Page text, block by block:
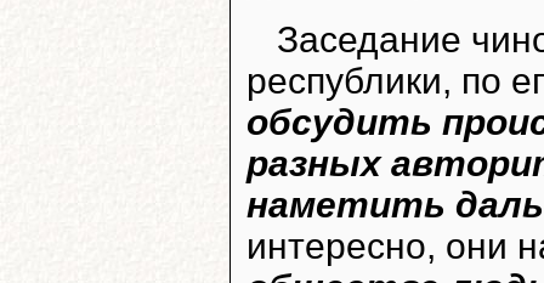
Заседание
республики, по
обсудить
разных
наметить
интересно, они